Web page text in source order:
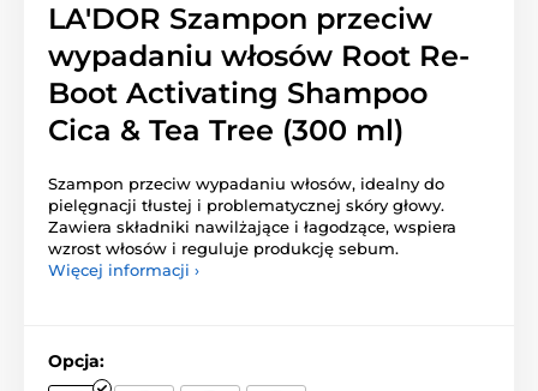
LA'DOR Szampon przeciw
wypadaniu włosów Root Re-
Boot Activating Shampoo
Cica & Tea Tree (300 ml)
Szampon przeciw wypadaniu włosów, idealny do
pielęgnacji tłustej i problematycznej skóry głowy.
Zawiera składniki nawilżające i łagodzące, wspiera
wzrost włosów i reguluje produkcję sebum.
Więcej informacji ›
Opcja: